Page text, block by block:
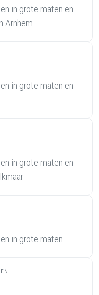
in grote maten en
Arnhem
in grote maten en
in grote maten en
in grote maten